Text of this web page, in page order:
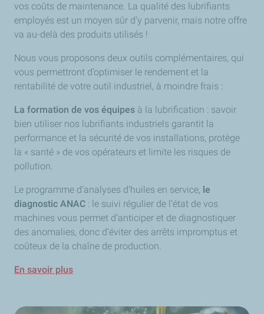
vos coûts de maintenance. La qualité des lubrifiants
employés est un moyen sûr d’y parvenir, mais notre offre
va au-delà des produits utilisés !
Nous vous proposons deux outils complémentaires, qui
vous permettront d’optimiser le rendement et la
rentabilité de votre outil industriel, à moindre frais :
La formation de vos équipes à la lubrification : savoir
bien utiliser nos lubrifiants industriels garantit la
performance et la sécurité de vos installations, protège
la « santé » de vos opérateurs et limite les risques de
pollution.
Le programme d’analyses d’huiles en service, le
diagnostic ANAC : le suivi régulier de l’état de vos
machines vous permet d’anticiper et de diagnostiquer
des anomalies, donc d’éviter des arrêts impromptus et
coûteux de la chaîne de production.
En savoir plus